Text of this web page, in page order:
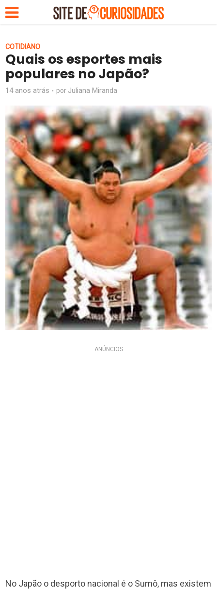
COTIDIANO
Quais os esportes mais
populares no Japão?
14 anos atrás por Juliana Miranda
ANÚNCIOS
No Japão o desporto nacional é o Sumô, mas existem